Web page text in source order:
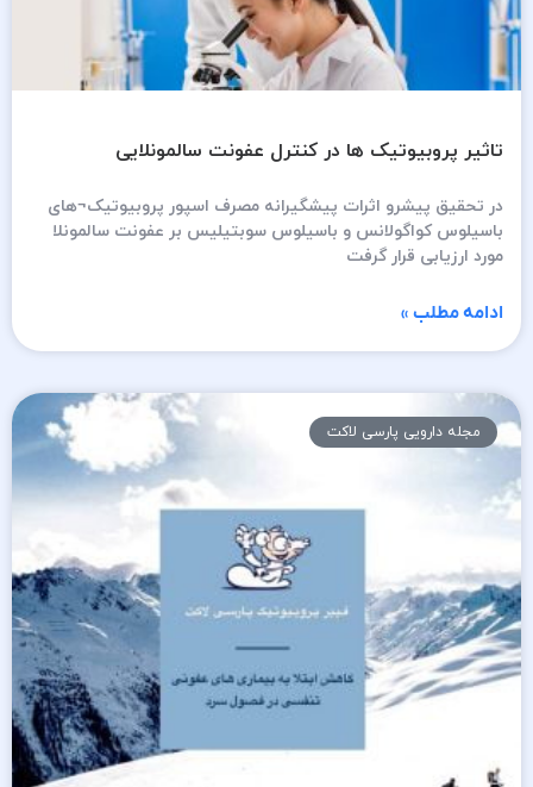
تاثیر پروبیوتیک ها در کنترل عفونت سالمونلایی
در تحقیق پیشرو اثرات پیشگیرانه مصرف اسپور پروبیوتیک¬های
باسیلوس کواگولانس و باسیلوس سوبتیلیس بر عفونت سالمونلا
مورد ارزیابی قرار گرفت
ادامه مطلب »
مجله دارویی پارسی لاکت